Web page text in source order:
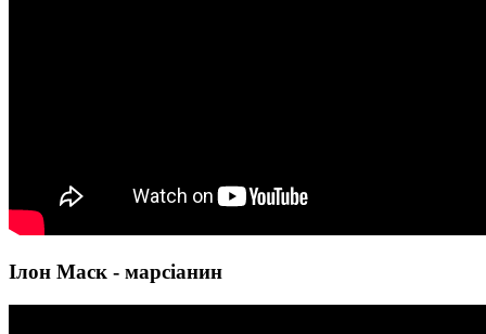
Ілон Маск - марсіанин